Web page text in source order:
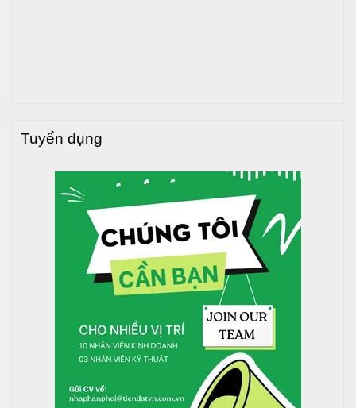
Bước 4 Đưa chân vào vị trí định vị:
Đặt chân vào bồn ở vị trí thẳng đứng và song song với
nhau trên mặt phẳng lắp đặt.
Bước 5 Khớp bồn với chân đế:
Khớp bồn với chân đế: 1 tay giữ bồn một tay giữ phần gân
đơn ấn nhẹ; sao cho gân đơn xập khít đều xung quanh với
Bước 6 Kiểm tra, xiết chặt lơ ra lơ vào lơ xả:
Xiết lơ vừa tay Kìm mỏ vịt, kìm nước Kiểm tra và xiết chặt
các đầu nước vào, ra, xả cạn. Dùng kìm mỏ vịt, kìm nước
xoay ngược chiều ren đồng hồ đến chặt ren.
Tuyển dụng